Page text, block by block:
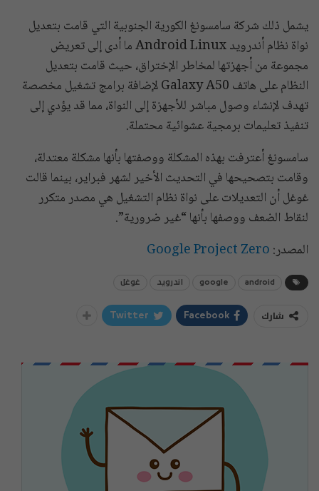
يشمل ذلك شركة سامسونغ الكورية الجنوبية التي قامت بتعديل
نواة نظام أندرويد Android Linux ما أدى إلى تعريض
مجموعة من أجهزتها لمخاطر الإختراق، حيث قامت بتعديل
النظام على هاتف Galaxy A50 لإضافة برامج تشغيل مخصصة
تهدف لإنشاء وصول مباشر للأجهزة إلى النواة، مما قد يؤدي إلى
تنفيذ تعليمات برمجية عشوائية محتملة.
سامسونغ أعترفت بهذه المشكلة ووصفتها بأنها مشكلة معتدلة،
وقامت بتصحيحها في التحديث الأخير لشهر فبراير، بينما قالت
غوغل أن التعديلات على نواة نظام التشغيل هي مصدر متكرر
لنقاط الضعف ووصفها بأنها “غير ضرورية”.
المصدر: Google Project Zero
android
google اندرويد غوغل
شارك Facebook
Twitter